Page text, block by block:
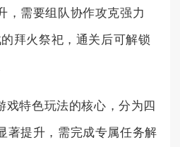
，需要组队协作攻克强力
拜火祭祀，通关后可解锁
戏特色玩法的核心，分为四
著提升，需完成专属任务解